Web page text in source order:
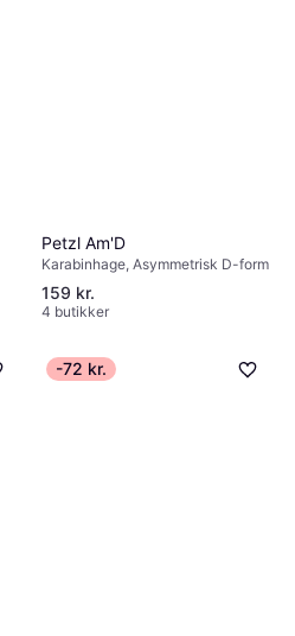
Petzl Am'D
Karabinhage, Asymmetrisk D-form
159 kr.
4 butikker
-72 kr.